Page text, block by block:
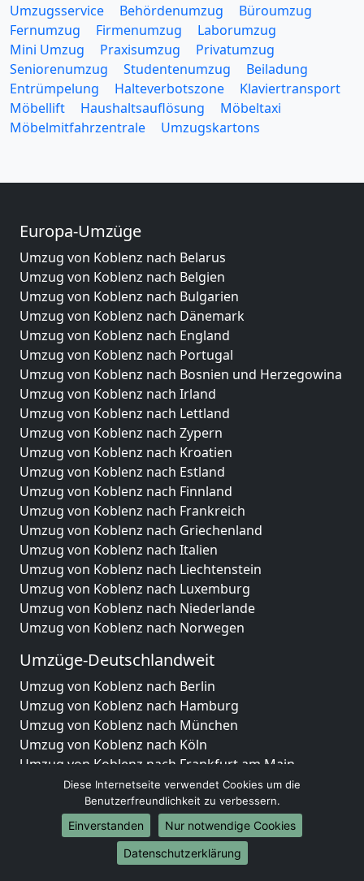
Umzugsservice Behördenumzug
Büroumzug
Fernumzug
Firmenumzug
Laborumzug
Mini Umzug
Praxisumzug
Privatumzug
Seniorenumzug
Studentenumzug
Beiladung
Entrümpelung
Halteverbotszone
Klaviertransport
Möbellift
Haushaltsauflösung
Möbeltaxi
Möbelmitfahrzentrale
Umzugskartons
Europa-Umzüge
Umzug von Koblenz nach Belarus
Umzug von Koblenz nach Belgien
Umzug von Koblenz nach Bulgarien
Umzug von Koblenz nach Dänemark
Umzug von Koblenz nach England
Umzug von Koblenz nach Portugal
Umzug von Koblenz nach Bosnien und Herzegowina
Umzug von Koblenz nach Irland
Umzug von Koblenz nach Lettland
Umzug von Koblenz nach Zypern
Umzug von Koblenz nach Kroatien
Umzug von Koblenz nach Estland
Umzug von Koblenz nach Finnland
Umzug von Koblenz nach Frankreich
Umzug von Koblenz nach Griechenland
Umzug von Koblenz nach Italien
Umzug von Koblenz nach Liechtenstein
Umzug von Koblenz nach Luxemburg
Umzug von Koblenz nach Niederlande
Umzug von Koblenz nach Norwegen
Umzüge-Deutschlandweit
Umzug von Koblenz nach Berlin
Umzug von Koblenz nach Hamburg
Umzug von Koblenz nach München
Umzug von Koblenz nach Köln
Umzug von Koblenz nach Frankfurt am Main
Umzug von Koblenz nach Stuttgart
Umzug von Koblenz nach Düsseldorf
Umzug von Koblenz nach Leipzig
Umzug von Koblenz nach Dortmund
Umzug von Koblenz nach Essen
Diese Internetseite verwendet Cookies um die
Benutzerfreundlichkeit zu verbessern.
Einverstanden
Nur notwendige Cookies
Datenschutzerklärung